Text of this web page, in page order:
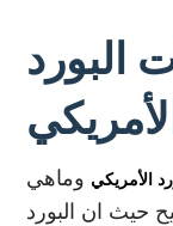
الأمريكي
الأمريكي وماهي
حيث ان البورد